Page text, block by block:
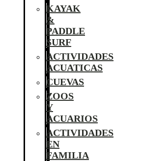
KAYAK
&
PADDLE
SURF
ACTIVIDADES
ACUATICAS
CUEVAS
ZOOS
Y
ACUARIOS
ACTIVIDADES
EN
FAMILIA